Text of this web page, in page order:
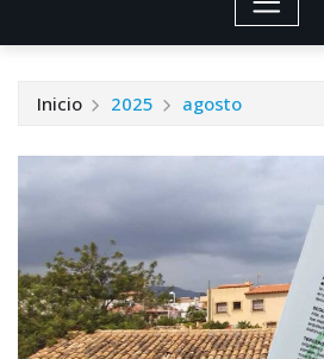
Inicio 2025 agosto